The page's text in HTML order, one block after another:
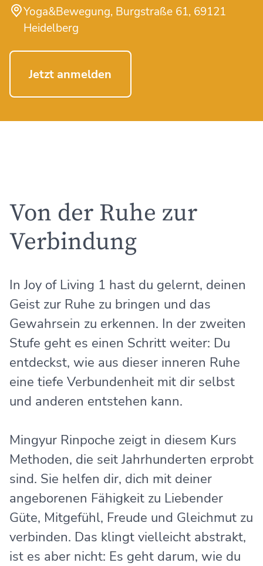
Yoga&Bewegung, Burgstraße 61, 69121
Heidelberg
Jetzt anmelden
Von der Ruhe zur
Verbindung
In Joy of Living 1 hast du gelernt, deinen
Geist zur Ruhe zu bringen und das
Gewahrsein zu erkennen. In der zweiten
Stufe geht es einen Schritt weiter: Du
entdeckst, wie aus dieser inneren Ruhe
eine tiefe Verbundenheit mit dir selbst
und anderen entstehen kann.
Mingyur Rinpoche zeigt in diesem Kurs
Methoden, die seit Jahrhunderten erprobt
sind. Sie helfen dir, dich mit deiner
angeborenen Fähigkeit zu Liebender
Güte, Mitgefühl, Freude und Gleichmut zu
verbinden. Das klingt vielleicht abstrakt,
ist es aber nicht: Es geht darum, wie du